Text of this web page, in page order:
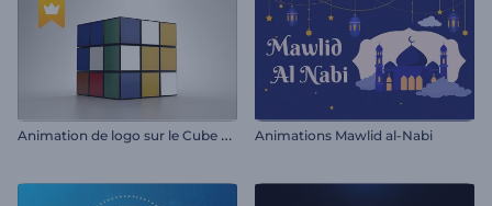
A
nimation de logo sur le Cube de Rubik Animations Mawlid al-Nabi